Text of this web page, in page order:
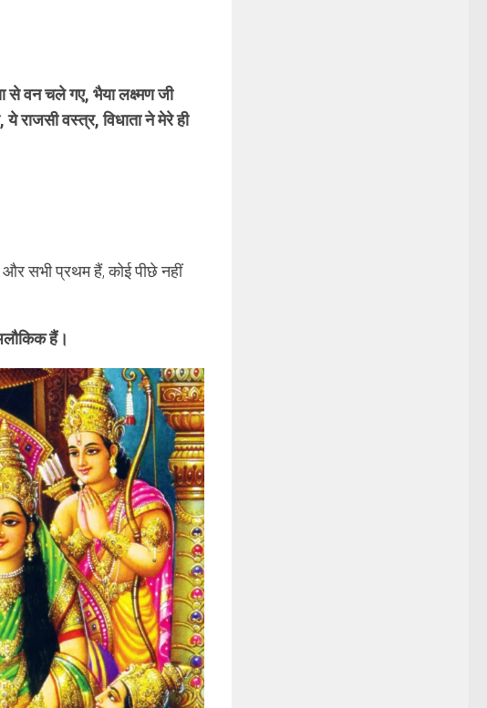
से वन चले गए, भैया लक्ष्मण जी
राजसी वस्त्र, विधाता ने मेरे ही
सभी प्रथम हैं, कोई पीछे नहीं
हैं।